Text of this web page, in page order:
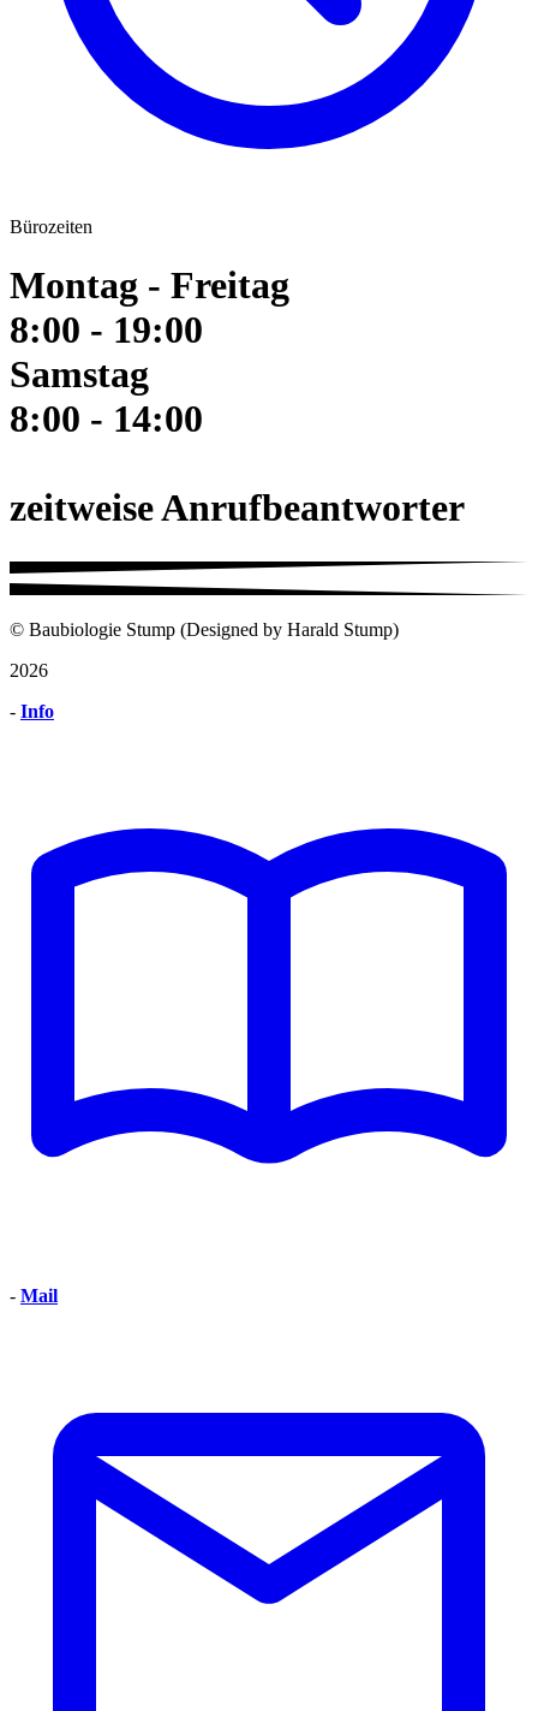
Bürozeiten
Montag - Freitag
8:00 - 19:00
Samstag
8:00 - 14:00
zeitweise Anrufbeantworter
© Baubiologie Stump (Designed by Harald Stump)
2026
- Info
- Mail